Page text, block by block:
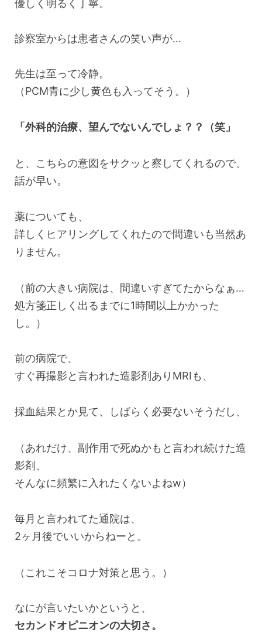
優しく明るく丁寧。
診察室からは患者さんの笑い声が…
先生は至って冷静。
（PCM青に少し黄色も入ってそう。）
「外科的治療、望んでないんでしょ？？（笑」
と、こちらの意図をサクッと察してくれるので、
話が早い。
薬についても、
詳しくヒアリングしてくれたので間違いも当然あ
りません。
（前の大きい病院は、間違いすぎてたからなぁ…
処方箋正しく出るまでに1時間以上かかった
し。）
前の病院で、
すぐ再撮影と言われた造影剤ありMRIも、
採血結果とか見て、しばらく必要ないそうだし、
（あれだけ、副作用で死ぬかもと言われ続けた造
影剤、
そんなに頻繁に入れたくないよねw）
毎月と言われてた通院は、
2ヶ月後でいいからねーと。
（これこそコロナ対策と思う。）
なにが言いたいかというと、
セカンドオピニオンの大切さ。